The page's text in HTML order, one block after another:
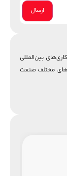
بین‌المللی
مختلف صنعت